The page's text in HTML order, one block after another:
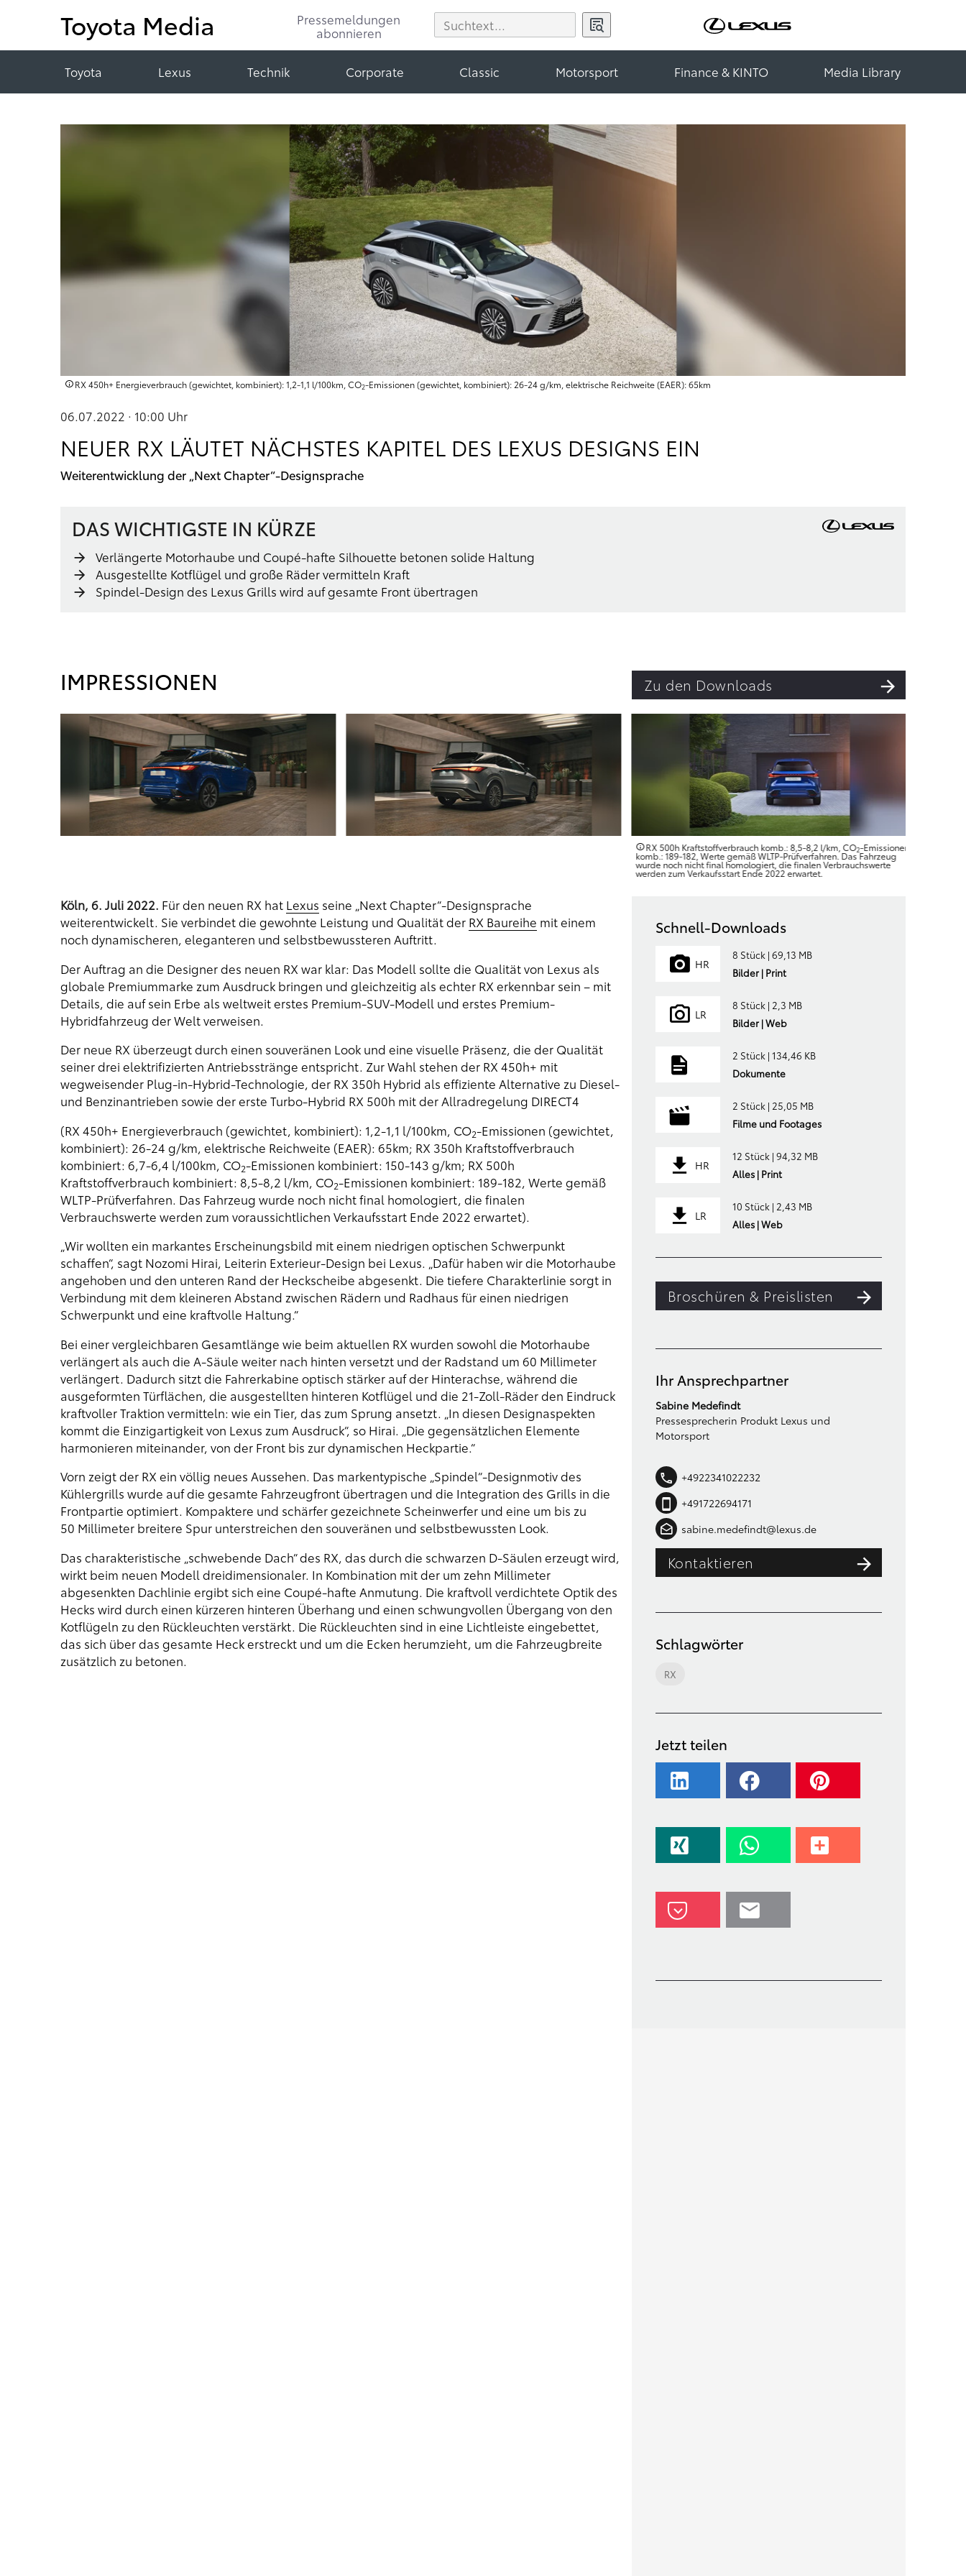
Toyota Media
Pressemeldungen
abonnieren
Toyota Lexus Technik Corporate Classic Motorsport Finance & KINTO Media Library
RX 450h+ Energieverbrauch (gewichtet, kombiniert): 1,2-1,1 l/100km, CO2-Emissionen (gewichtet, kombiniert): 26-24 g/km, elektrische Reichweite (EAER): 65km
06.07.2022 · 10:00 Uhr
NEUER RX LÄUTET NÄCHSTES KAPITEL DES LEXUS DESIGNS EIN
Weiterentwicklung der „Next Chapter“-Designsprache
DAS WICHTIGSTE IN KÜRZE
Verlängerte Motorhaube und Coupé-hafte Silhouette betonen solide Haltung
Ausgestellte Kotflügel und große Räder vermitteln Kraft
Spindel-Design des Lexus Grills wird auf gesamte Front übertragen
IMPRESSIONEN Zu den Downloads
RX 500h Kraftstoffverbrauch komb.: 8,5-8,2 l/km, CO2-Emissionen
komb.: 189-182, Werte gemäß WLTP-Prüfverfahren. Das Fahrzeug
wurde noch nicht final homologiert, die finalen Verbrauchswerte
werden zum Verkaufsstart Ende 2022 erwartet.
Köln, 6. Juli 2022. Für den neuen RX hat Lexus seine „Next Chapter“-Designsprache
weiterentwickelt. Sie verbindet die gewohnte Leistung und Qualität der RX Baureihe mit einem
noch dynamischeren, eleganteren und selbstbewussteren Auftritt.
Der Auftrag an die Designer des neuen RX war klar: Das Modell sollte die Qualität von Lexus als
globale Premiummarke zum Ausdruck bringen und gleichzeitig als echter RX erkennbar sein – mit
Details, die auf sein Erbe als weltweit erstes Premium-SUV-Modell und erstes Premium-
Hybridfahrzeug der Welt verweisen.
Der neue RX überzeugt durch einen souveränen Look und eine visuelle Präsenz, die der Qualität
seiner drei elektrifizierten Antriebsstränge entspricht. Zur Wahl stehen der RX 450h+ mit
wegweisender Plug-in-Hybrid-Technologie, der RX 350h Hybrid als effiziente Alternative zu Diesel-
und Benzinantrieben sowie der erste Turbo-Hybrid RX 500h mit der Allradregelung DIRECT4
(RX 450h+ Energieverbrauch (gewichtet, kombiniert): 1,2-1,1 l/100km, CO2-Emissionen (gewichtet,
kombiniert): 26-24 g/km, elektrische Reichweite (EAER): 65km; RX 350h Kraftstoffverbrauch
kombiniert: 6,7-6,4 l/100km, CO2-Emissionen kombiniert: 150-143 g/km; RX 500h
Kraftstoffverbrauch kombiniert: 8,5-8,2 l/km, CO2-Emissionen kombiniert: 189-182, Werte gemäß
WLTP-Prüfverfahren. Das Fahrzeug wurde noch nicht final homologiert, die finalen
Verbrauchswerte werden zum voraussichtlichen Verkaufsstart Ende 2022 erwartet).
„Wir wollten ein markantes Erscheinungsbild mit einem niedrigen optischen Schwerpunkt
schaffen“, sagt Nozomi Hirai, Leiterin Exterieur-Design bei Lexus. „Dafür haben wir die Motorhaube
angehoben und den unteren Rand der Heckscheibe abgesenkt. Die tiefere Charakterlinie sorgt in
Verbindung mit dem kleineren Abstand zwischen Rädern und Radhaus für einen niedrigen
Schwerpunkt und eine kraftvolle Haltung.“
Bei einer vergleichbaren Gesamtlänge wie beim aktuellen RX wurden sowohl die Motorhaube
verlängert als auch die A-Säule weiter nach hinten versetzt und der Radstand um 60 Millimeter
verlängert. Dadurch sitzt die Fahrerkabine optisch stärker auf der Hinterachse, während die
ausgeformten Türflächen, die ausgestellten hinteren Kotflügel und die 21-Zoll-Räder den Eindruck
kraftvoller Traktion vermitteln: wie ein Tier, das zum Sprung ansetzt. „In diesen Designaspekten
kommt die Einzigartigkeit von Lexus zum Ausdruck“, so Hirai. „Die gegensätzlichen Elemente
harmonieren miteinander, von der Front bis zur dynamischen Heckpartie.“
Vorn zeigt der RX ein völlig neues Aussehen. Das markentypische „Spindel“-Designmotiv des
Kühlergrills wurde auf die gesamte Fahrzeugfront übertragen und die Integration des Grills in die
Frontpartie optimiert. Kompaktere und schärfer gezeichnete Scheinwerfer und eine um bis zu
50 Millimeter breitere Spur unterstreichen den souveränen und selbstbewussten Look.
Das charakteristische „schwebende Dach“ des RX, das durch die schwarzen D-Säulen erzeugt wird,
wirkt beim neuen Modell dreidimensionaler. In Kombination mit der um zehn Millimeter
abgesenkten Dachlinie ergibt sich eine Coupé-hafte Anmutung. Die kraftvoll verdichtete Optik des
Hecks wird durch einen kürzeren hinteren Überhang und einen schwungvollen Übergang von den
Kotflügeln zu den Rückleuchten verstärkt. Die Rückleuchten sind in eine Lichtleiste eingebettet,
das sich über das gesamte Heck erstreckt und um die Ecken herumzieht, um die Fahrzeugbreite
zusätzlich zu betonen.
Schnell-Downloads
HR
8 Stück | 69,13 MB
Bilder | Print
LR
8 Stück | 2,3 MB
Bilder | Web
2 Stück | 134,46 KB
Dokumente
2 Stück | 25,05 MB
Filme und Footages
HR
12 Stück | 94,32 MB
Alles | Print
LR
10 Stück | 2,43 MB
Alles | Web
Broschüren & Preislisten
Ihr Ansprechpartner
Sabine Medefindt
Pressesprecherin Produkt Lexus und
Motorsport
+4922341022232
+491722694171
sabine.medefindt@lexus.de
Kontaktieren
Schlagwörter
RX
Jetzt teilen